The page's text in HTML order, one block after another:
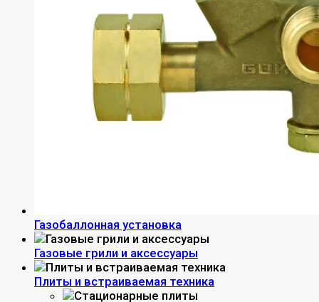
Газобаллонная установка
Газовые грили и аксессуары
Плиты и встраиваемая техника